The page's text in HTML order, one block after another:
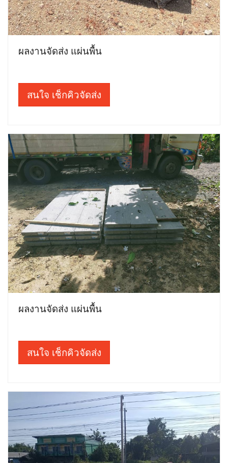
ผลงานจัดส่ง แผ่นพื้น
สนใจ เช็กคิวจัดส่ง
ผลงานจัดส่ง แผ่นพื้น
สนใจ เช็กคิวจัดส่ง